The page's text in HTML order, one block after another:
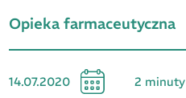
Opieka farmaceutyczna
14.07.2020 2 minuty